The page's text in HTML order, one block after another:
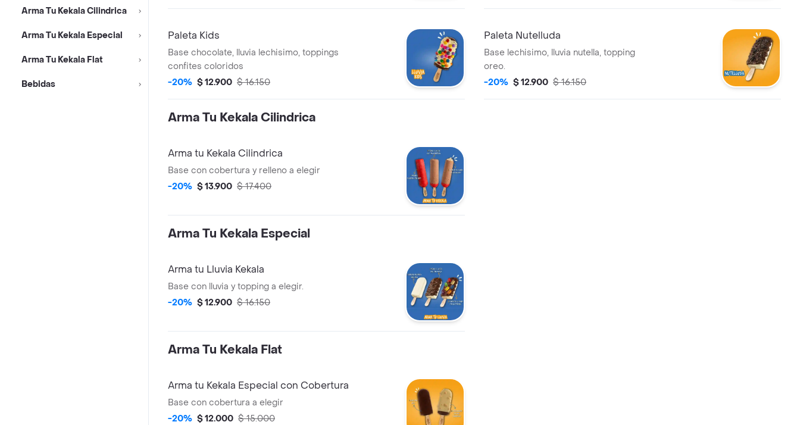
Arma Tu Kekala Cilindrica
Arma Tu Kekala Especial
Arma Tu Kekala Flat
Bebidas
Paleta Kids
Base chocolate, lluvia lechisimo, toppings
confites coloridos
-20% $ 12.900 $ 16.150
Paleta Nutelluda
Base lechisimo, lluvia nutella, topping
oreo.
-20% $ 12.900 $ 16.150
Arma Tu Kekala Cilindrica
Arma tu Kekala Cilindrica
Base con cobertura y relleno a elegir
-20% $ 13.900 $ 17.400
Arma Tu Kekala Especial
Arma tu Lluvia Kekala
Base con lluvia y topping a elegir.
-20% $ 12.900 $ 16.150
Arma Tu Kekala Flat
Arma tu Kekala Especial con Cobertura
Base con cobertura a elegir
-20% $ 12.000 $ 15.000